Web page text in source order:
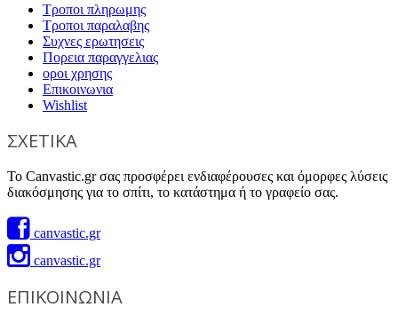
Τροποι πληρωμης
Τροποι παραλαβης
Συχνες ερωτησεις
Πορεια παραγγελιας
οροι χρησης
Επικοινωνια
Wishlist
ΣΧΕΤΙΚΑ
Το Canvastic.gr σας προσφέρει ενδιαφέρουσες και όμορφες λύσεις
διακόσμησης για το σπίτι, το κατάστημα ή το γραφείο σας.
canvastic.gr
canvastic.gr
ΕΠΙΚΟΙΝΩΝΙΑ